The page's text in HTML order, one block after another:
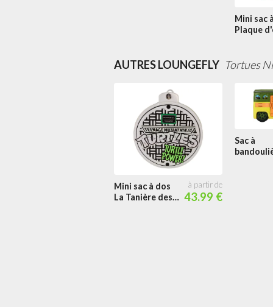
Mini sac
Plaque
AUTRES LOUNGEFLY Tortues
Mini sac à dos
La Tanière des
43.99 €
Sac à